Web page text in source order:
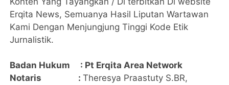
Erqita News, Semuanya Hasil Liputan Wartawan
Kami Dengan Menjungjung Tinggi Kode Etik
Jurnalistik.
Badan Hukum
: Pt Erqita Area Network
Notaris
:Theresya Praastuty S.BR,